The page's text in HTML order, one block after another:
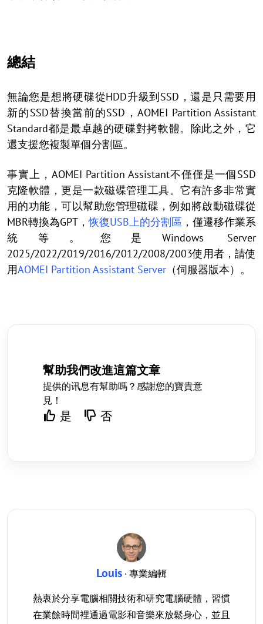
總結
無論您是想將硬碟從HDD升級到SSD，還是只需要用
新的SSD替換當前的SSD，AOMEI Partition Assistant
Standard都是最卓越的硬碟對拷軟體。除此之外，它
還支援您複製單個分割區。
事實上，AOMEI Partition Assistant不僅僅是一個SSD
克隆軟體，更是一款磁碟管理工具。它有許多非常實
用的功能，可以幫助您管理磁碟，例如將啟動磁碟從
MBR轉換為GPT，恢復USB上的分割區 ，僅遷移作業系
統等。您是Windows Server
2025/2022/2019/2016/2012/2008/2003使用者，請使
用AOMEI Partition Assistant Server （伺服器版本）。
幫助我們改進這篇文章
提供的讯息有幫助嗎？感謝您的寶貴意
見！
是 否
Louis · 專業編輯
熱衷於分享電腦相關技術和研究電腦硬體，習慣
在業餘時間裡通過電影和音樂來放鬆身心，並且